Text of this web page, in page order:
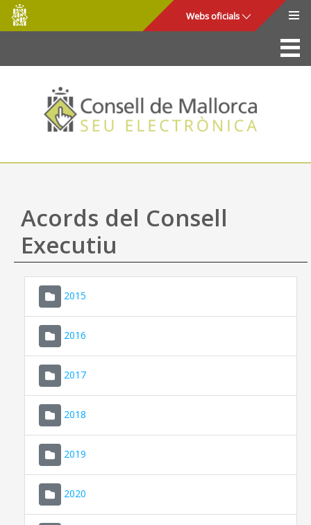
Salta al contingut principal
Consell
de
Mallorca
Webs oficials
La Seu
Consell de Mallorca
Accés i seguretat
Utilitats
Ajuda
Acords del Consell
Executiu
2015
2016
2017
2018
2019
2020